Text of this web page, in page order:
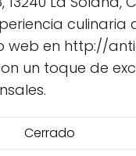
web en http://
un toque de
Cerrado